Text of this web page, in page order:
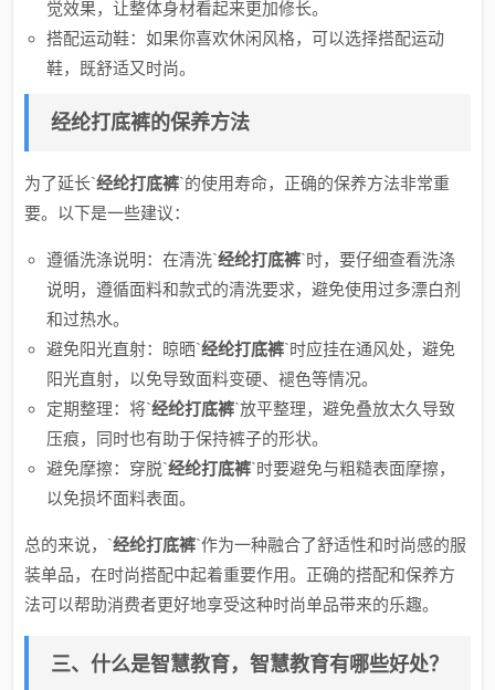
觉效果，让整体身材看起来更加修长。
搭配运动鞋：如果你喜欢休闲风格，可以选择搭配运动
鞋，既舒适又时尚。
经纶打底裤的保养方法
为了延长`经纶打底裤`的使用寿命，正确的保养方法非常重
要。以下是一些建议：
遵循洗涤说明：在清洗`经纶打底裤`时，要仔细查看洗涤
说明，遵循面料和款式的清洗要求，避免使用过多漂白剂
和过热水。
避免阳光直射：晾晒`经纶打底裤`时应挂在通风处，避免
阳光直射，以免导致面料变硬、褪色等情况。
定期整理：将`经纶打底裤`放平整理，避免叠放太久导致
压痕，同时也有助于保持裤子的形状。
避免摩擦：穿脱`经纶打底裤`时要避免与粗糙表面摩擦，
以免损坏面料表面。
总的来说，`经纶打底裤`作为一种融合了舒适性和时尚感的服
装单品，在时尚搭配中起着重要作用。正确的搭配和保养方
法可以帮助消费者更好地享受这种时尚单品带来的乐趣。
三、什么是智慧教育，智慧教育有哪些好处？